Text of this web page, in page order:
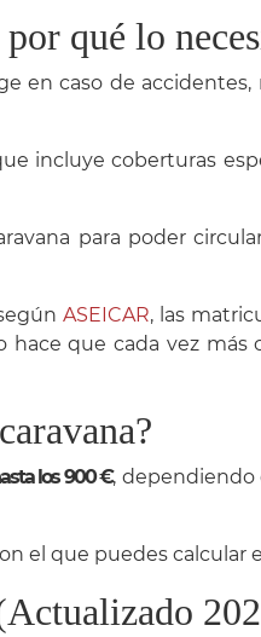
qué lo
en caso de
incluye coberturas
para poder
ASEICAR, las
hace que cada vez
los 900 €, dependiendo
el que puedes calcular